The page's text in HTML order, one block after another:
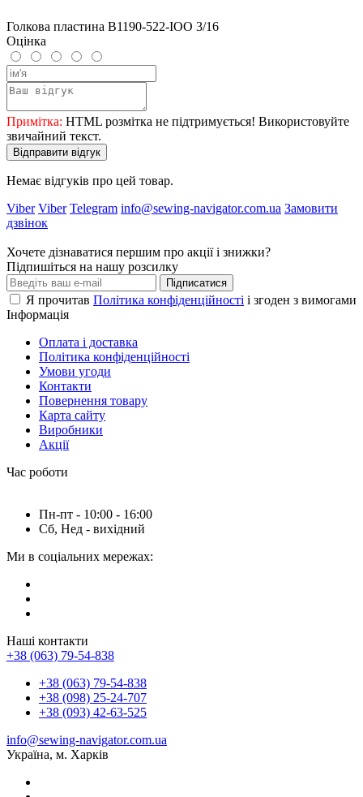
Голкова пластина B1190-522-IOO 3/16
Оцінка
Примітка: HTML розмітка не підтримується! Використовуйте
звичайний текст.
Відправити відгук
Немає відгуків про цей товар.
Viber Viber Telegram info@sewing-navigator.com.ua Замовити
дзвінок
Хочете дізнаватися першим про акції і знижки?
Підпишіться на нашу розсилку
Підписатися
Я прочитав Політика конфіденційності і згоден з вимогами
Інформація
Оплата і доставка
Політика конфіденційності
Умови угоди
Контакти
Повернення товару
Карта сайту
Виробники
Акції
Час роботи
Пн-пт - 10:00 - 16:00
Сб, Нед - вихідний
Ми в соціальних мережах:
Наші контакти
+38 (063) 79-54-838
+38 (063) 79-54-838
+38 (098) 25-24-707
+38 (093) 42-63-525
info@sewing-navigator.com.ua
Україна, м. Харків